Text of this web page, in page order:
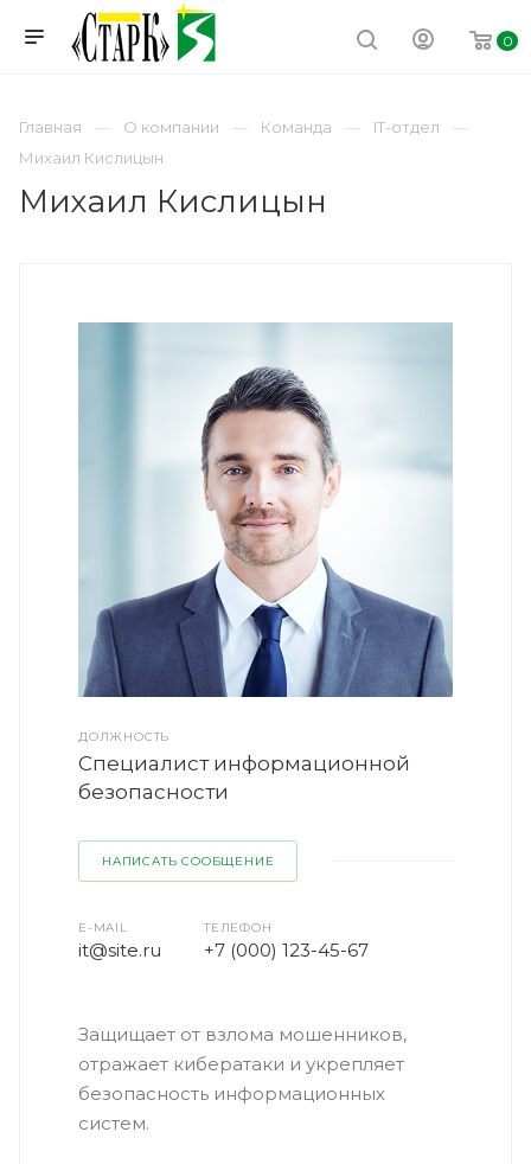
0
Главная О компании Команда
IT-отдел
Михаил Кислицын
Михаил Кислицын
ДОЛЖНОСТЬ
Cпециалист информационной
безопасности
НАПИСАТЬ СООБЩЕНИЕ
E-MAIL
it@site.ru
ТЕЛЕФОН
+7 (000) 123-45-67
Защищает от взлома мошенников,
отражает кибератаки и укрепляет
безопасность информационных
систем.